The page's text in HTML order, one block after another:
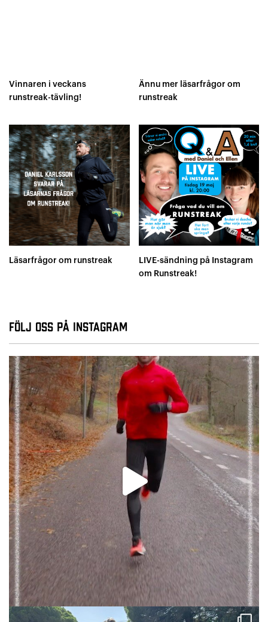
Vinnaren i veckans
runstreak-tävling!
Ännu mer läsarfrågor om
runstreak
Läsarfrågor om runstreak
LIVE-sändning på Instagram
om Runstreak!
Följ oss på Instagram